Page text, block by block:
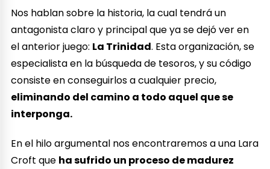
Nos hablan sobre la historia, la cual tendrá un
antagonista claro y principal que ya se dejó ver en
el anterior juego: La Trinidad. Esta organización, se
especialista en la búsqueda de tesoros, y su código
consiste en conseguirlos a cualquier precio,
eliminando del camino a todo aquel que se
interponga.
En el hilo argumental nos encontraremos a una Lara
Croft que ha sufrido un proceso de madurez